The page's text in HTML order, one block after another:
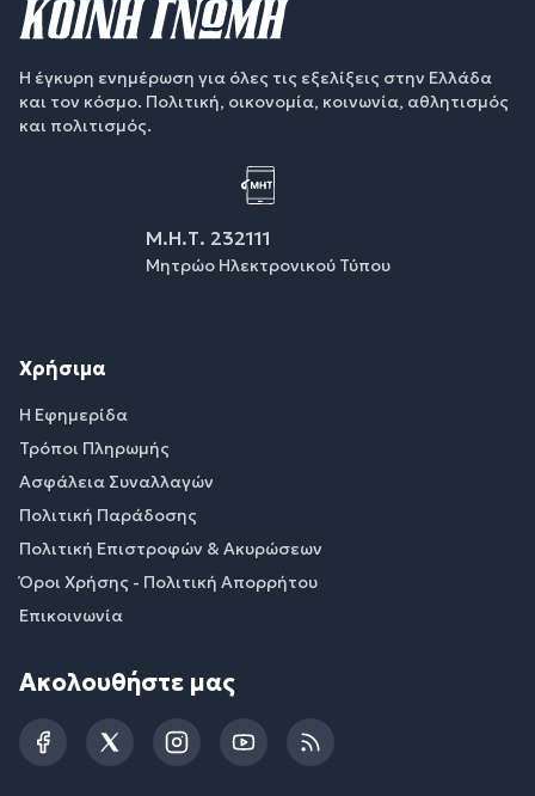
Η έγκυρη ενημέρωση για όλες τις εξελίξεις στην Ελλάδα
και τον κόσμο. Πολιτική, οικονομία, κοινωνία, αθλητισμός
και πολιτισμός.
Μ.Η.Τ. 232111
Μητρώο Ηλεκτρονικού Τύπου
Χρήσιμα
Η Εφημερίδα
Τρόποι Πληρωμής
Ασφάλεια Συναλλαγών
Πολιτική Παράδοσης
Πολιτική Επιστροφών & Ακυρώσεων
Όροι Χρήσης - Πολιτική Απορρήτου
Επικοινωνία
Ακολουθήστε μας
FacebookTwitterInstagramYouTubeRSS